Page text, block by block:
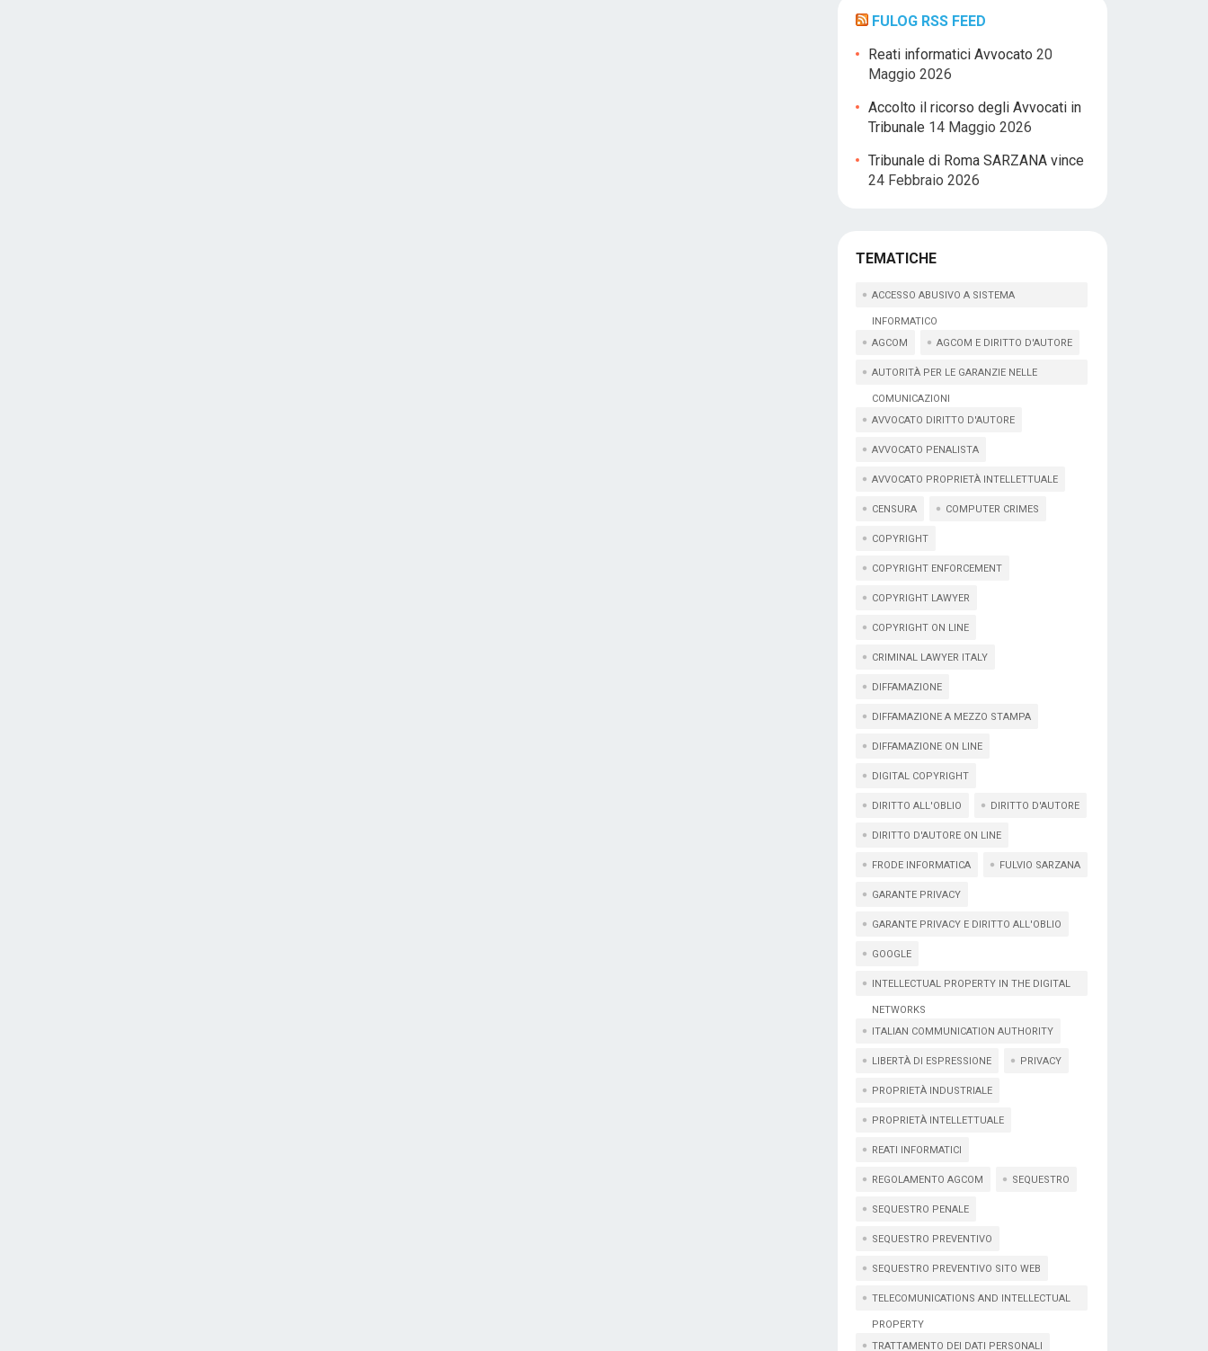
FULOG RSS FEED
Reati informatici Avvocato 20
Maggio 2026
Accolto il ricorso degli Avvocati in
Tribunale 14 Maggio 2026
Tribunale di Roma SARZANA vince
24 Febbraio 2026
TEMATICHE
ACCESSO ABUSIVO A SISTEMA
INFORMATICO
AGCOM
AGCOM E DIRITTO D'AUTORE
AUTORITÀ PER LE GARANZIE NELLE
COMUNICAZIONI
AVVOCATO DIRITTO D'AUTORE
AVVOCATO PENALISTA
AVVOCATO PROPRIETÀ INTELLETTUALE
CENSURA COMPUTER CRIMES
COPYRIGHT
COPYRIGHT ENFORCEMENT
COPYRIGHT LAWYER
COPYRIGHT ON LINE
CRIMINAL LAWYER ITALY
DIFFAMAZIONE
DIFFAMAZIONE A MEZZO STAMPA
DIFFAMAZIONE ON LINE
DIGITAL COPYRIGHT
DIRITTO ALL'OBLIO DIRITTO D'AUTORE
DIRITTO D'AUTORE ON LINE
FRODE INFORMATICA FULVIO SARZANA
GARANTE PRIVACY
GARANTE PRIVACY E DIRITTO ALL'OBLIO
GOOGLE
INTELLECTUAL PROPERTY IN THE DIGITAL
NETWORKS
ITALIAN COMMUNICATION AUTHORITY
LIBERTÀ DI ESPRESSIONE PRIVACY
PROPRIETÀ INDUSTRIALE
PROPRIETÀ INTELLETTUALE
REATI INFORMATICI
REGOLAMENTO AGCOM SEQUESTRO
SEQUESTRO PENALE
SEQUESTRO PREVENTIVO
SEQUESTRO PREVENTIVO SITO WEB
TELECOMUNICATIONS AND INTELLECTUAL
PROPERTY
TRATTAMENTO DEI DATI PERSONALI